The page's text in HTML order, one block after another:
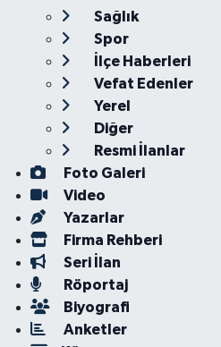
Sağlık
Spor
İlçe Haberleri
Vefat Edenler
Yerel
Diğer
Resmi İlanlar
Foto Galeri
Video
Yazarlar
Firma Rehberi
Seri İlan
Röportaj
Biyografi
Anketler